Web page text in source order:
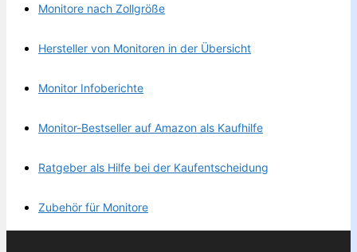
Monitore nach Zollgröße
Hersteller von Monitoren in der Übersicht
Monitor Infoberichte
Monitor-Bestseller auf Amazon als Kaufhilfe
Ratgeber als Hilfe bei der Kaufentscheidung
Zubehör für Monitore